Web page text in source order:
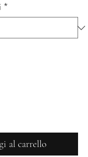
*
al carrello